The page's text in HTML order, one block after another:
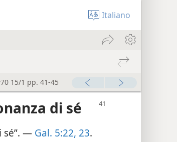
Italiano
15/1 pp. 41-45
di sé
sé”. — Gal. 5:22, 23.